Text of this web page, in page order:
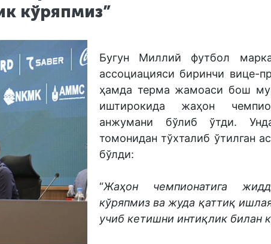
кўряпмиз”
Бугун Миллий футбол
ассоциацияси биринчи вице-
ҳамда терма жамоаси бош
иштирокида жаҳон
анжумани бўлиб ўтди.
томонидан тўхталиб ўтилган
бўлди:
“Жаҳон чемпионатига
кўряпмиз ва жуда қаттиқ
учиб кетишни интиқлик билан